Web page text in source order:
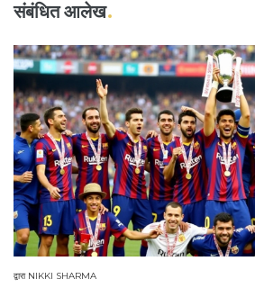
संबंधित आलेख
द्वारा NIKKI SHARMA